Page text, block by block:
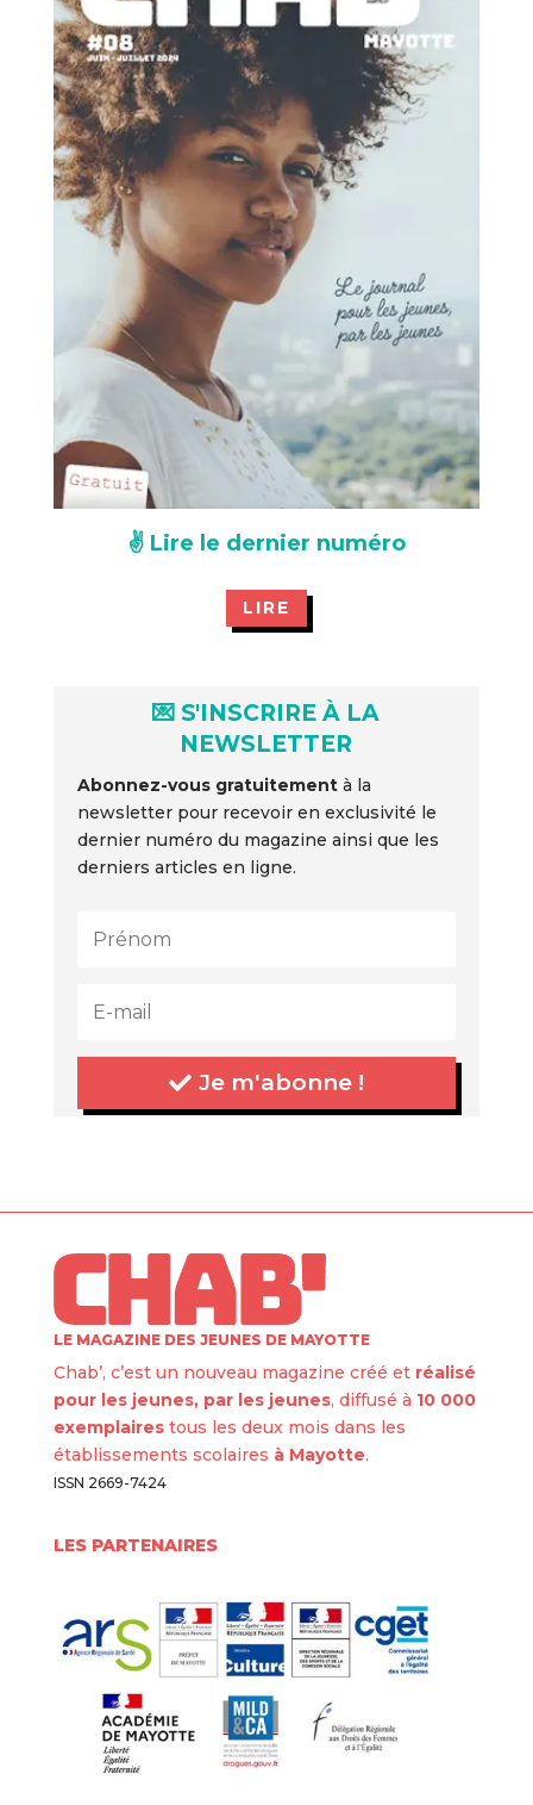
✌️ Lire le dernier numéro
LIRE
💌 S'INSCRIRE À LA
NEWSLETTER
Abonnez-vous gratuitementà la
newsletter pour recevoir en exclusivité le
dernier numéro du magazine ainsi que les
derniers articles en ligne.
Je m'abonne !
LE MAGAZINE DES JEUNES DE MAYOTTE
Chab’, c’est un nouveau magazine créé et réalisé
pour les jeunes, par les jeunes, diffusé à 10 000
exemplairestous les deux mois dans les
établissements scolaires à Mayotte.
ISSN 2669-7424
LES PARTENAIRES